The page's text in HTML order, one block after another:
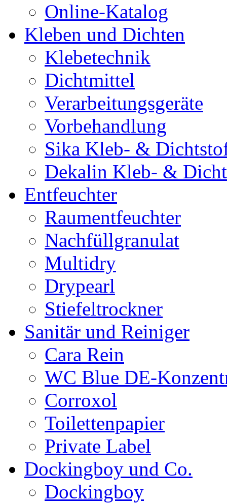
Online-Katalog
Kleben und Dichten
Klebetechnik
Dichtmittel
Verarbeitungsgeräte
Vorbehandlung
Sika Kleb- &
Dekalin Kleb- &
Entfeuchter
Raumentfeuchter
Nachfüllgranulat
Multidry
Drypearl
Stiefeltrockner
Sanitär und Reiniger
Cara Rein
WC Blue DE-
Corroxol
Toilettenpapier
Private Label
Dockingboy und Co.
Dockingboy